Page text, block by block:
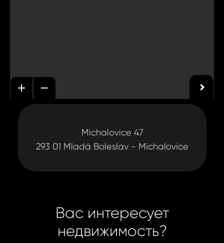
Michalovice 47
293 01 Mladá Boleslav - Michalovice
Вас интересует
недвижимость?